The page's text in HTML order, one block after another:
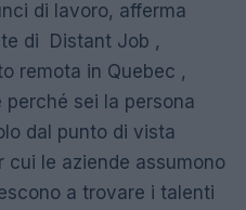
di lavoro, afferma
di Distant Job ,
remota in Quebec ,
perché sei la persona
dal punto di vista
cui le aziende assumono
a trovare i talenti